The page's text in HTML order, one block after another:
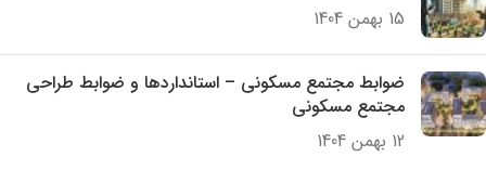
15 بهمن 1404
ضوابط مجتمع مسکونی – استانداردها و ضوابط طراحی
مجتمع مسکونی
12 بهمن 1404